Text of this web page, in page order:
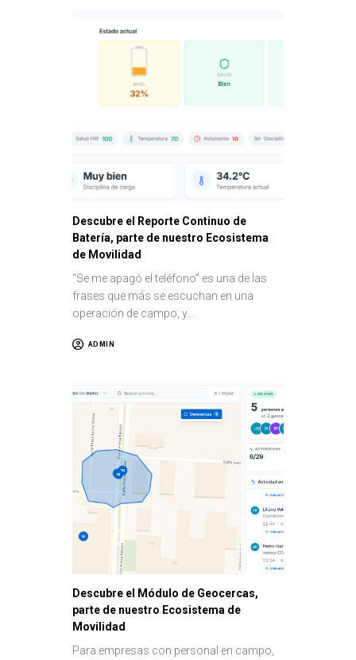
Descubre el Reporte Continuo de
Batería, parte de nuestro Ecosistema
de Movilidad
“Se me apagó el teléfono” es una de las
frases que más se escuchan en una
operación de campo, y…
ADMIN
Descubre el Módulo de Geocercas,
parte de nuestro Ecosistema de
Movilidad
Para empresas con personal en campo,